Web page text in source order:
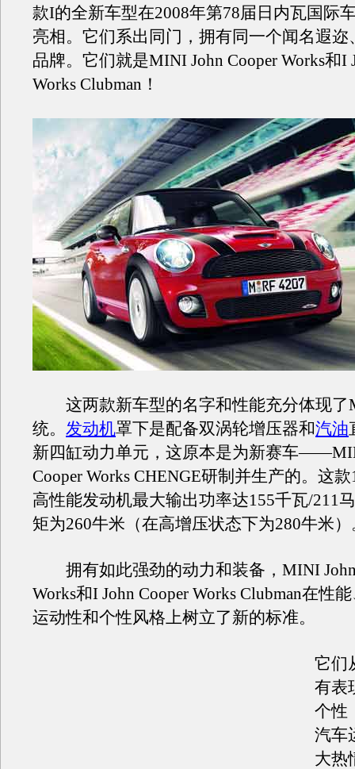
款I的全新车型在2008年第78届日内瓦国际
亮相。它们系出同门，拥有同一个闻名遐迩
品牌。它们就是MINI John Cooper Works和I
Works Clubman！
这两款新车型的名字和性能充分体现了
统。 发动机罩下是配备双涡轮增压器和汽油
新四缸动力单元，这原本是为新赛车
Cooper Works CHENGE研制并生产的。这
高性能发动机最大输出功率达155千瓦/211
矩为260牛米（在高增压状态下为280牛米）
拥有如此强劲的动力和装备，MINI John
Works和I John Cooper Works Clubman在性
运动性和个性风格上树立了新的标准。
它们
有表
个性
汽车
大热